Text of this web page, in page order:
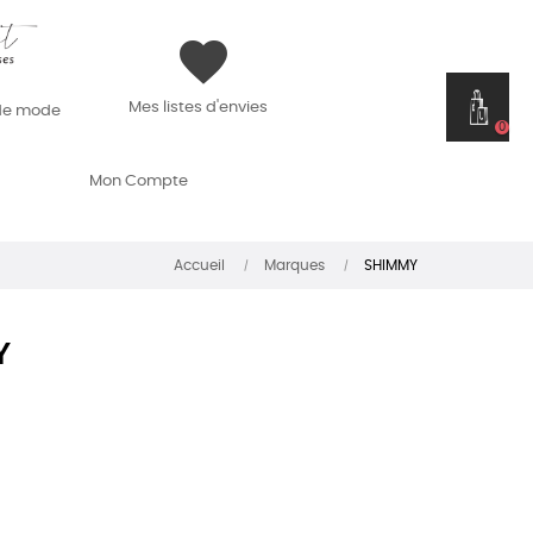
mode
favorite
Mes listes d'envies
Mon Compte
0
Accueil Marques SHIMMY